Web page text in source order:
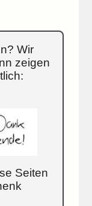
Wir
zeigen
Seiten